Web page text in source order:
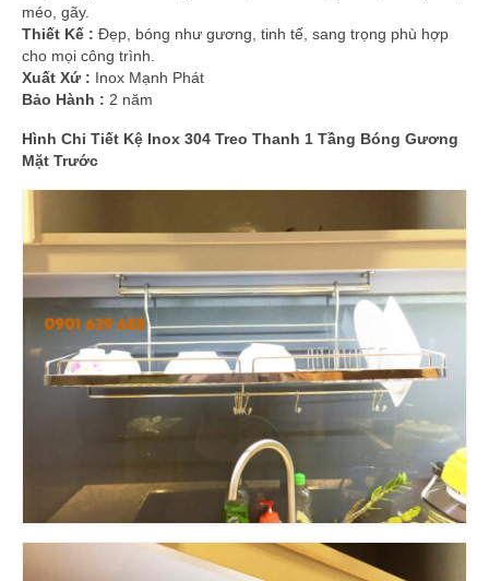
méo, gãy.
Thiết Kế : Đẹp, bóng như gương, tinh tế, sang trọng phù hợp
cho mọi công trình.
Xuất Xứ : Inox Mạnh Phát
Bảo Hành : 2 năm
Hình Chi Tiết Kệ Inox 304 Treo Thanh 1 Tầng Bóng Gương
Mặt Trước